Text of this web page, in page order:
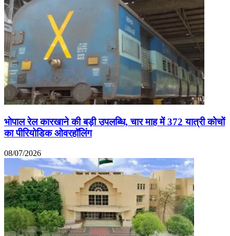
भोपाल रेल कारखाने की बड़ी उपलब्धि, चार माह में 372 यात्री कोचों
का पीरियोडिक ओवरहॉलिंग
08/07/2026